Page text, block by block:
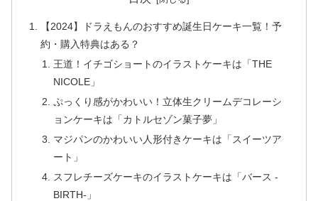
【2024】ドラえもんのおすすめ誕生日ケーキ一覧！予
約・購入特典はある？
王道！イチゴショートのイラストケーキは「THE
NICOLE」
ぷっくり感がかわいい！立体生クリームデコレーシ
ョンケーキは「カトルセゾン菓子夢」
マジパンのかわいい人形付きケーキは「スイーツア
ート」
スフレチーズケーキのイラストケーキは「バース -
BIRTH-」